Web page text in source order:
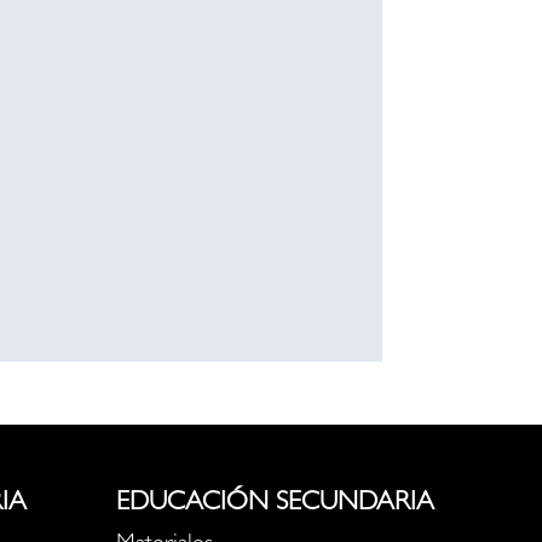
EDUCACIÓN SECUNDARIA